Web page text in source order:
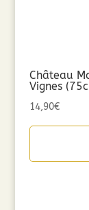
Château
Vignes
14,90€